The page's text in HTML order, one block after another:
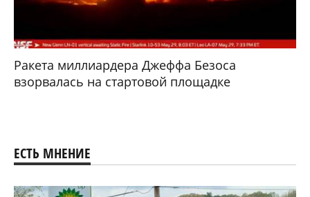
Ракета миллиардера Джеффа Безоса
взорвалась на стартовой площадке
ЕСТЬ МНЕНИЕ